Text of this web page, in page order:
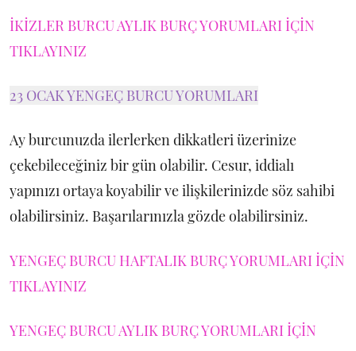
İKİZLER BURCU AYLIK BURÇ YORUMLARI İÇİN
TIKLAYINIZ
23 OCAK YENGEÇ BURCU YORUMLARI
Ay burcunuzda ilerlerken dikkatleri üzerinize
çekebileceğiniz bir gün olabilir. Cesur, iddialı
yapınızı ortaya koyabilir ve ilişkilerinizde söz sahibi
olabilirsiniz. Başarılarınızla gözde olabilirsiniz.
YENGEÇ BURCU HAFTALIK BURÇ YORUMLARI İÇİN
TIKLAYINIZ
YENGEÇ BURCU AYLIK BURÇ YORUMLARI İÇİN